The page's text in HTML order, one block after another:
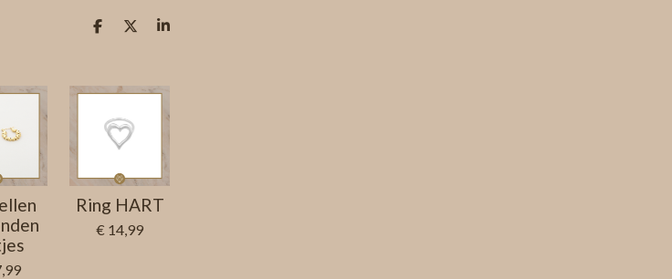
D
n
D
S
Ring HART
€ 14,99